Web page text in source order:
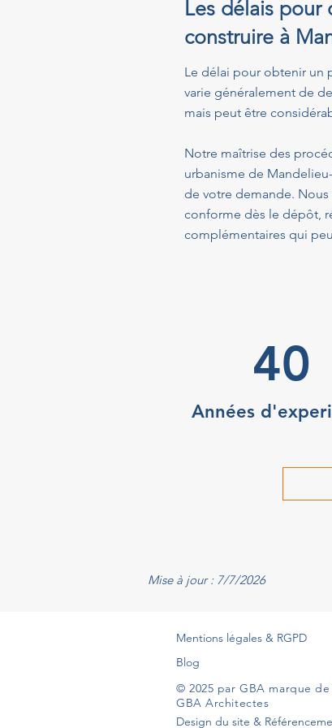
Les délais
construire à
Le délai pour obtenir un
varie généralement de
mais peut être
Notre maîtrise des
urbanisme de
de votre demande.
conforme dès le dépôt,
complémentaires qui
40
Années
Mise à jour : 7/7/2026
Mentions légales & RGPD
Blog
© 2025 par GBA marque
GBA Architectes
Design du site &